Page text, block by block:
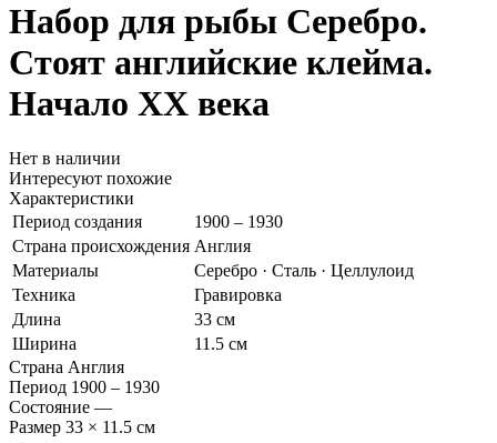
Набор для рыбы Серебро.
Стоят английские клейма.
Начало ХХ века
Нет в наличии
Интересуют похожие
Характеристики
Период создания
1900 – 1930
Страна происхождения Англия
Материалы
Серебро · Сталь · Целлулоид
Техника
Гравировка
Длина
33 см
Ширина
11.5 см
Страна Англия
Период 1900 – 1930
Состояние —
Размер 33 × 11.5 см